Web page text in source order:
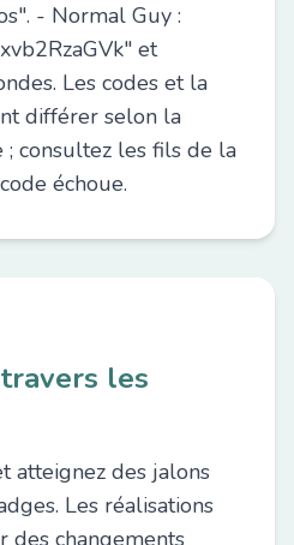
- Normal Guy :
et
Les codes et la
différer selon la
; consultez les fils de la
échoue.
les
atteignez des jalons
Les réalisations
des changements